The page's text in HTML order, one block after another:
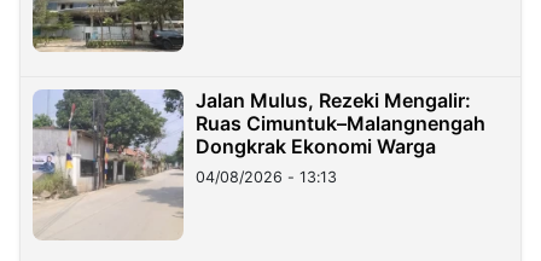
Jalan Mulus, Rezeki Mengalir:
Ruas Cimuntuk–Malangnengah
Dongkrak Ekonomi Warga
04/08/2026 - 13:13